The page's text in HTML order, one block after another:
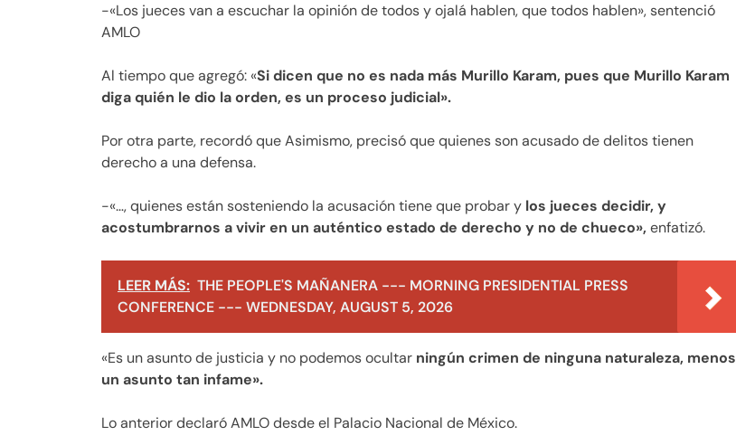
-«Los jueces van a escuchar la opinión de todos y ojalá hablen, que todos hablen», sentenció
AMLO
Al tiempo que agregó: «Si dicen que no es nada más Murillo Karam, pues que Murillo Karam
diga quién le dio la orden, es un proceso judicial».
Por otra parte, recordó que Asimismo, precisó que quienes son acusado de delitos tienen
derecho a una defensa.
-«…, quienes están sosteniendo la acusación tiene que probar y los jueces decidir, y
acostumbrarnos a vivir en un auténtico estado de derecho y no de chueco», enfatizó.
LEER MÁS: THE PEOPLE'S MAÑANERA --- MORNING PRESIDENTIAL PRESS
CONFERENCE --- WEDNESDAY, AUGUST 5, 2026
«Es un asunto de justicia y no podemos ocultar ningún crimen de ninguna naturaleza, menos
un asunto tan infame».
Lo anterior declaró AMLO desde el Palacio Nacional de México.